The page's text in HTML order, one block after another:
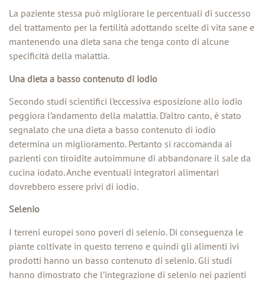
La paziente stessa può migliorare le percentuali di successo
del trattamento per la fertilità adottando scelte di vita sane e
mantenendo una dieta sana che tenga conto di alcune
specificità della malattia.
Una dieta a basso contenuto di iodio
Secondo studi scientifici l’eccessiva esposizione allo iodio
peggiora l’andamento della malattia. D'altro canto, è stato
segnalato che una dieta a basso contenuto di iodio
determina un miglioramento. Pertanto si raccomanda ai
pazienti con tiroidite autoimmune di abbandonare il sale da
cucina iodato. Anche eventuali integratori alimentari
dovrebbero essere privi di iodio.
Selenio
I terreni europei sono poveri di selenio. Di conseguenza le
piante coltivate in questo terreno e quindi gli alimenti ivi
prodotti hanno un basso contenuto di selenio. Gli studi
hanno dimostrato che l’integrazione di selenio nei pazienti